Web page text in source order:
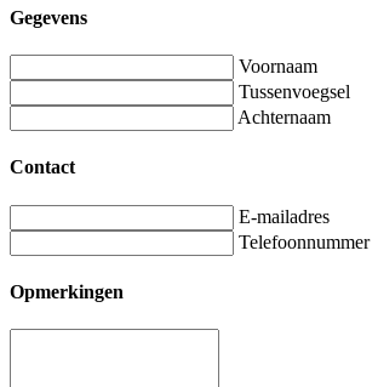
Gegevens
Voornaam
Tussenvoegsel
Achternaam
Contact
E-mailadres
Telefoonnummer
Opmerkingen